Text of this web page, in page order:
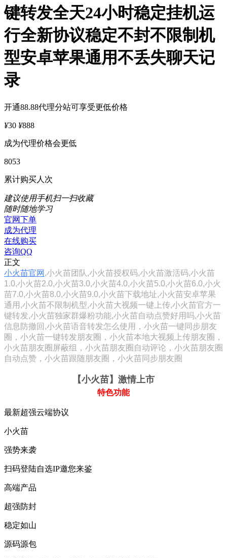
键转发全天24小时稳定挂机运
行全新协议稳定不封不限制机
型安卓苹果通用不丢失聊天记
录
开通88.88代理分站可享受更低价格
¥30 ¥888
成为代理价格会更低
8053
累计购买人次
建议使用手机扫一扫收藏
随时随地学习
官网下单
成为代理
在线购买
咨询QQ
正文
小火苗官网 ,小火苗团队,小火苗授权码,小火苗激活码,小火苗
1.0,小火苗2.0,小火苗3.0,小火苗4.0,小火苗5.0,小火苗6.0,小火
苗7.0,小火苗8.0,小火苗9.0,小火苗下载地址,小火苗安卓苹果
通用,小火苗不限制机型,小火苗大视频一键上传,小火苗官方一
键转发,小火苗独家群爆粉功能,小火苗自动点赞好用吗,小火苗
信息防撤回,小火苗语音转发怎么使用，小火苗一键同步朋友
圈，小火苗一键转发朋友圈，小火苗本地大视频上传朋友圈，
小火苗朋友圈屏蔽组，小火苗朋友圈自动评论，小火苗朋友圈
自动点赞，小火苗跟随朋友圈，小火苗同步朋友圈
【小火苗】激情上市
特色功能
最新超强云端协议
小火苗
强势来袭
扫码登陆自选IP邀您来鉴
高端产品
超强防封
稳定如山
源码源包